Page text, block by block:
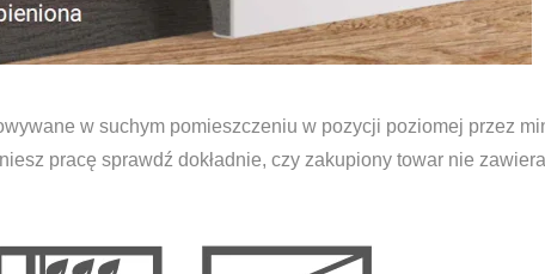
w suchym pomieszczeniu w pozycji poziomej przez
pracę sprawdź dokładnie, czy zakupiony towar nie